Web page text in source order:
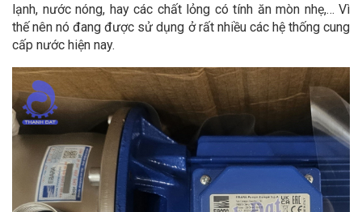
lạnh, nước nóng, hay các chất lỏng có tính ăn mòn nhẹ,… Vì
thế nên nó đang được sử dụng ở rất nhiều các hệ thống cung
cấp nước hiện nay.